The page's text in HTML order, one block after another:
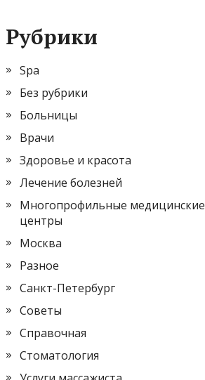
Рубрики
Spa
Без рубрики
Больницы
Врачи
Здоровье и красота
Лечение болезней
Многопрофильные медицинские
центры
Москва
Разное
Санкт-Петербург
Советы
Справочная
Стоматология